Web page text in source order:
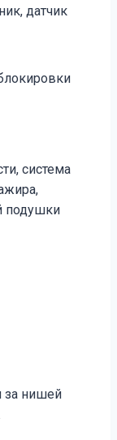
датчик
система
подушки
за нишей